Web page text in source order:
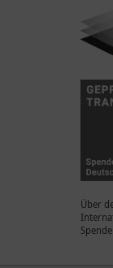
Über